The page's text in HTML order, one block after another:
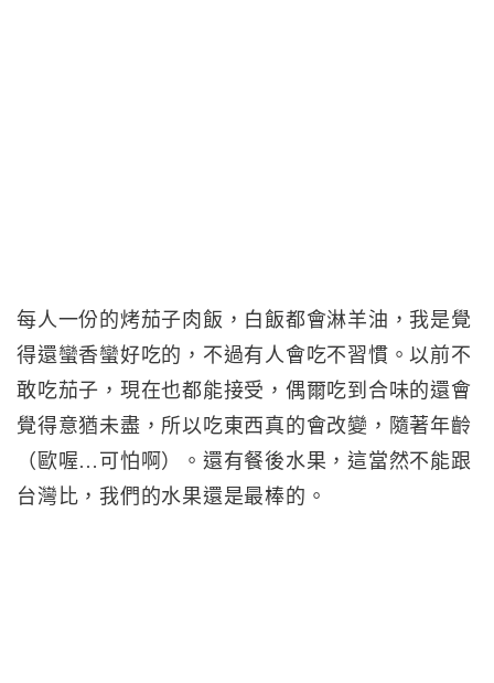
每人一份的烤茄子肉飯，白飯都會淋羊油，我是覺
得還蠻香蠻好吃的，不過有人會吃不習慣。以前不
敢吃茄子，現在也都能接受，偶爾吃到合味的還會
覺得意猶未盡，所以吃東西真的會改變，隨著年齡
（歐喔…可怕啊）。還有餐後水果，這當然不能跟
台灣比，我們的水果還是最棒的。